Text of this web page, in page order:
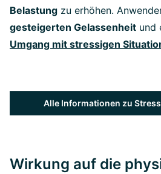
Belastung zu erhöhen.
gesteigerten Gelassenheit und
Umgang mit stressigen
Alle Informationen zu
Wirkung auf die